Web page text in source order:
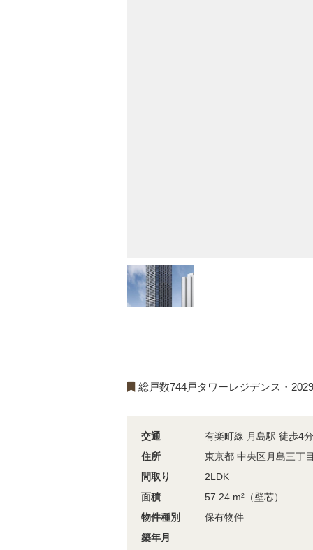
総戸数744戸タワーレジデンス・
交通
有楽町線 月島駅 徒歩4分
住所
東京都 中央区月島三丁
間取り
2LDK
面積
57.24 m²（壁芯）
物件種別
保有物件
築年月